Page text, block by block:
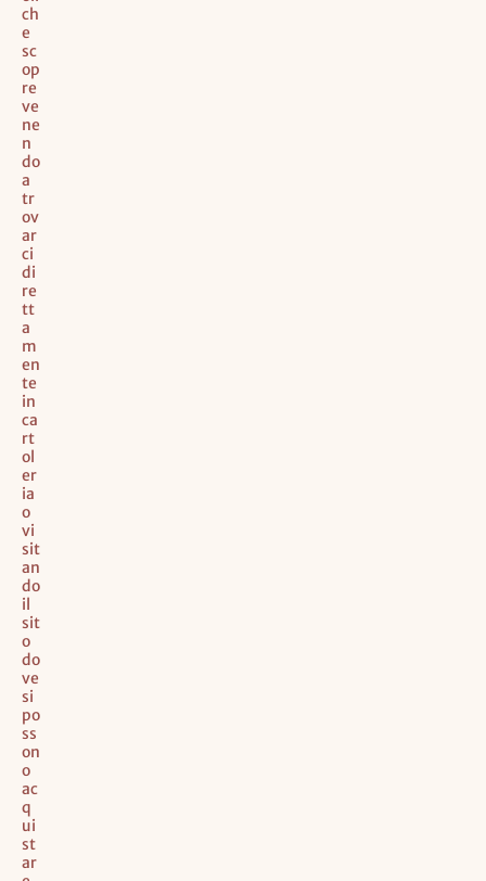
ch
e
sc
op
re
ve
ne
n
do
a
tr
ov
ar
ci
di
re
tt
a
m
en
te
in
ca
rt
ol
er
ia
o
vi
sit
an
do
il
sit
o
do
ve
si
po
ss
on
o
ac
q
ui
st
ar